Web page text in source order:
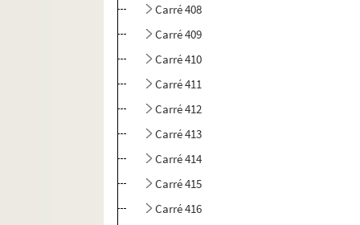
Carré 408
Carré 409
Carré 410
Carré 411
Carré 412
Carré 413
Carré 414
Carré 415
Carré 416